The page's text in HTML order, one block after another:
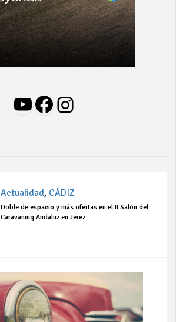
YouTube
Facebook
Instagram
Actualidad, CÁDIZ
Doble de espacio y más ofertas en el II Salón del
Caravaning Andaluz en Jerez